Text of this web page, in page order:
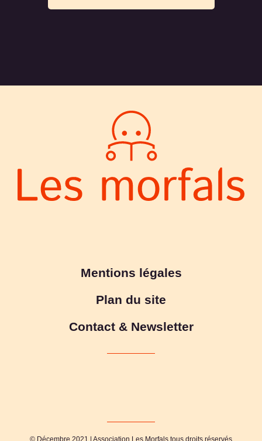
Mentions légales
Plan du site
Contact & Newsletter
© Décembre 2021 | Association Les Morfals tous droits réservés